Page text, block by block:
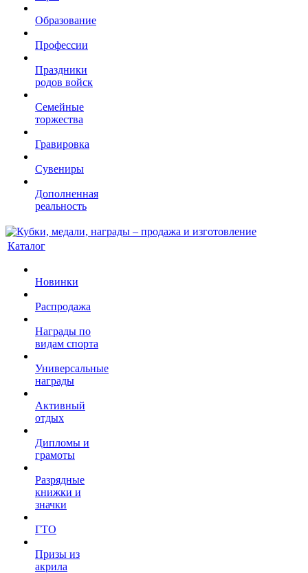
Образование
Профессии
Праздники
родов войск
Семейные
торжества
Гравировка
Сувениры
Дополненная
реальность
Каталог
Новинки
Распродажа
Награды по
видам спорта
Универсальные
награды
Активный
отдых
Дипломы и
грамоты
Разрядные
книжки и
значки
ГТО
Призы из
акрила